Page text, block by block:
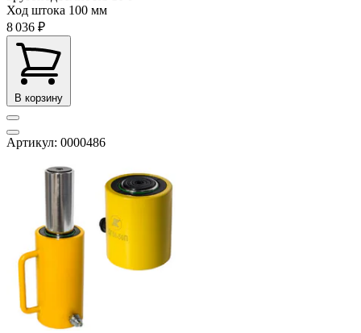
Ход штока 100 мм
8 036 ₽
В корзину
Артикул: 0000486